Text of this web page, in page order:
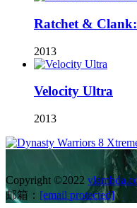
Ratchet &
2013
Velocity Ultra
2013
Copyright ©2022
邮箱： [email protected]